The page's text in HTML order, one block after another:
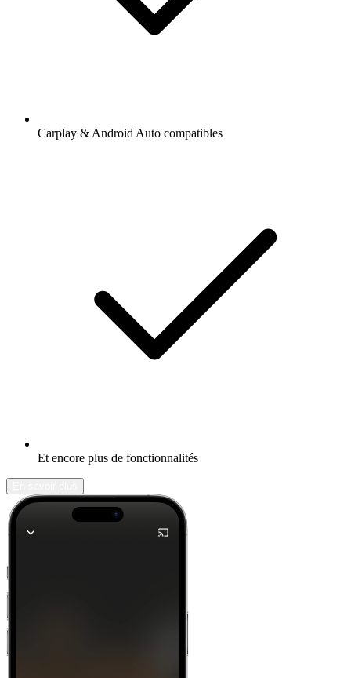
Carplay & Android Auto compatibles
Et encore plus de fonctionnalités